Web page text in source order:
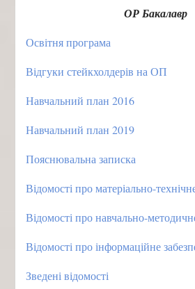
ОР Бакалавр
Освітня програма
Відгуки стейкхолдерів на ОП
Навчальний план 2016
Навчальний план 2019
Пояснювальна записка
Відомості про матеріально-
Відомості про навчально-
Відомості про інформаційне
Зведені відомості